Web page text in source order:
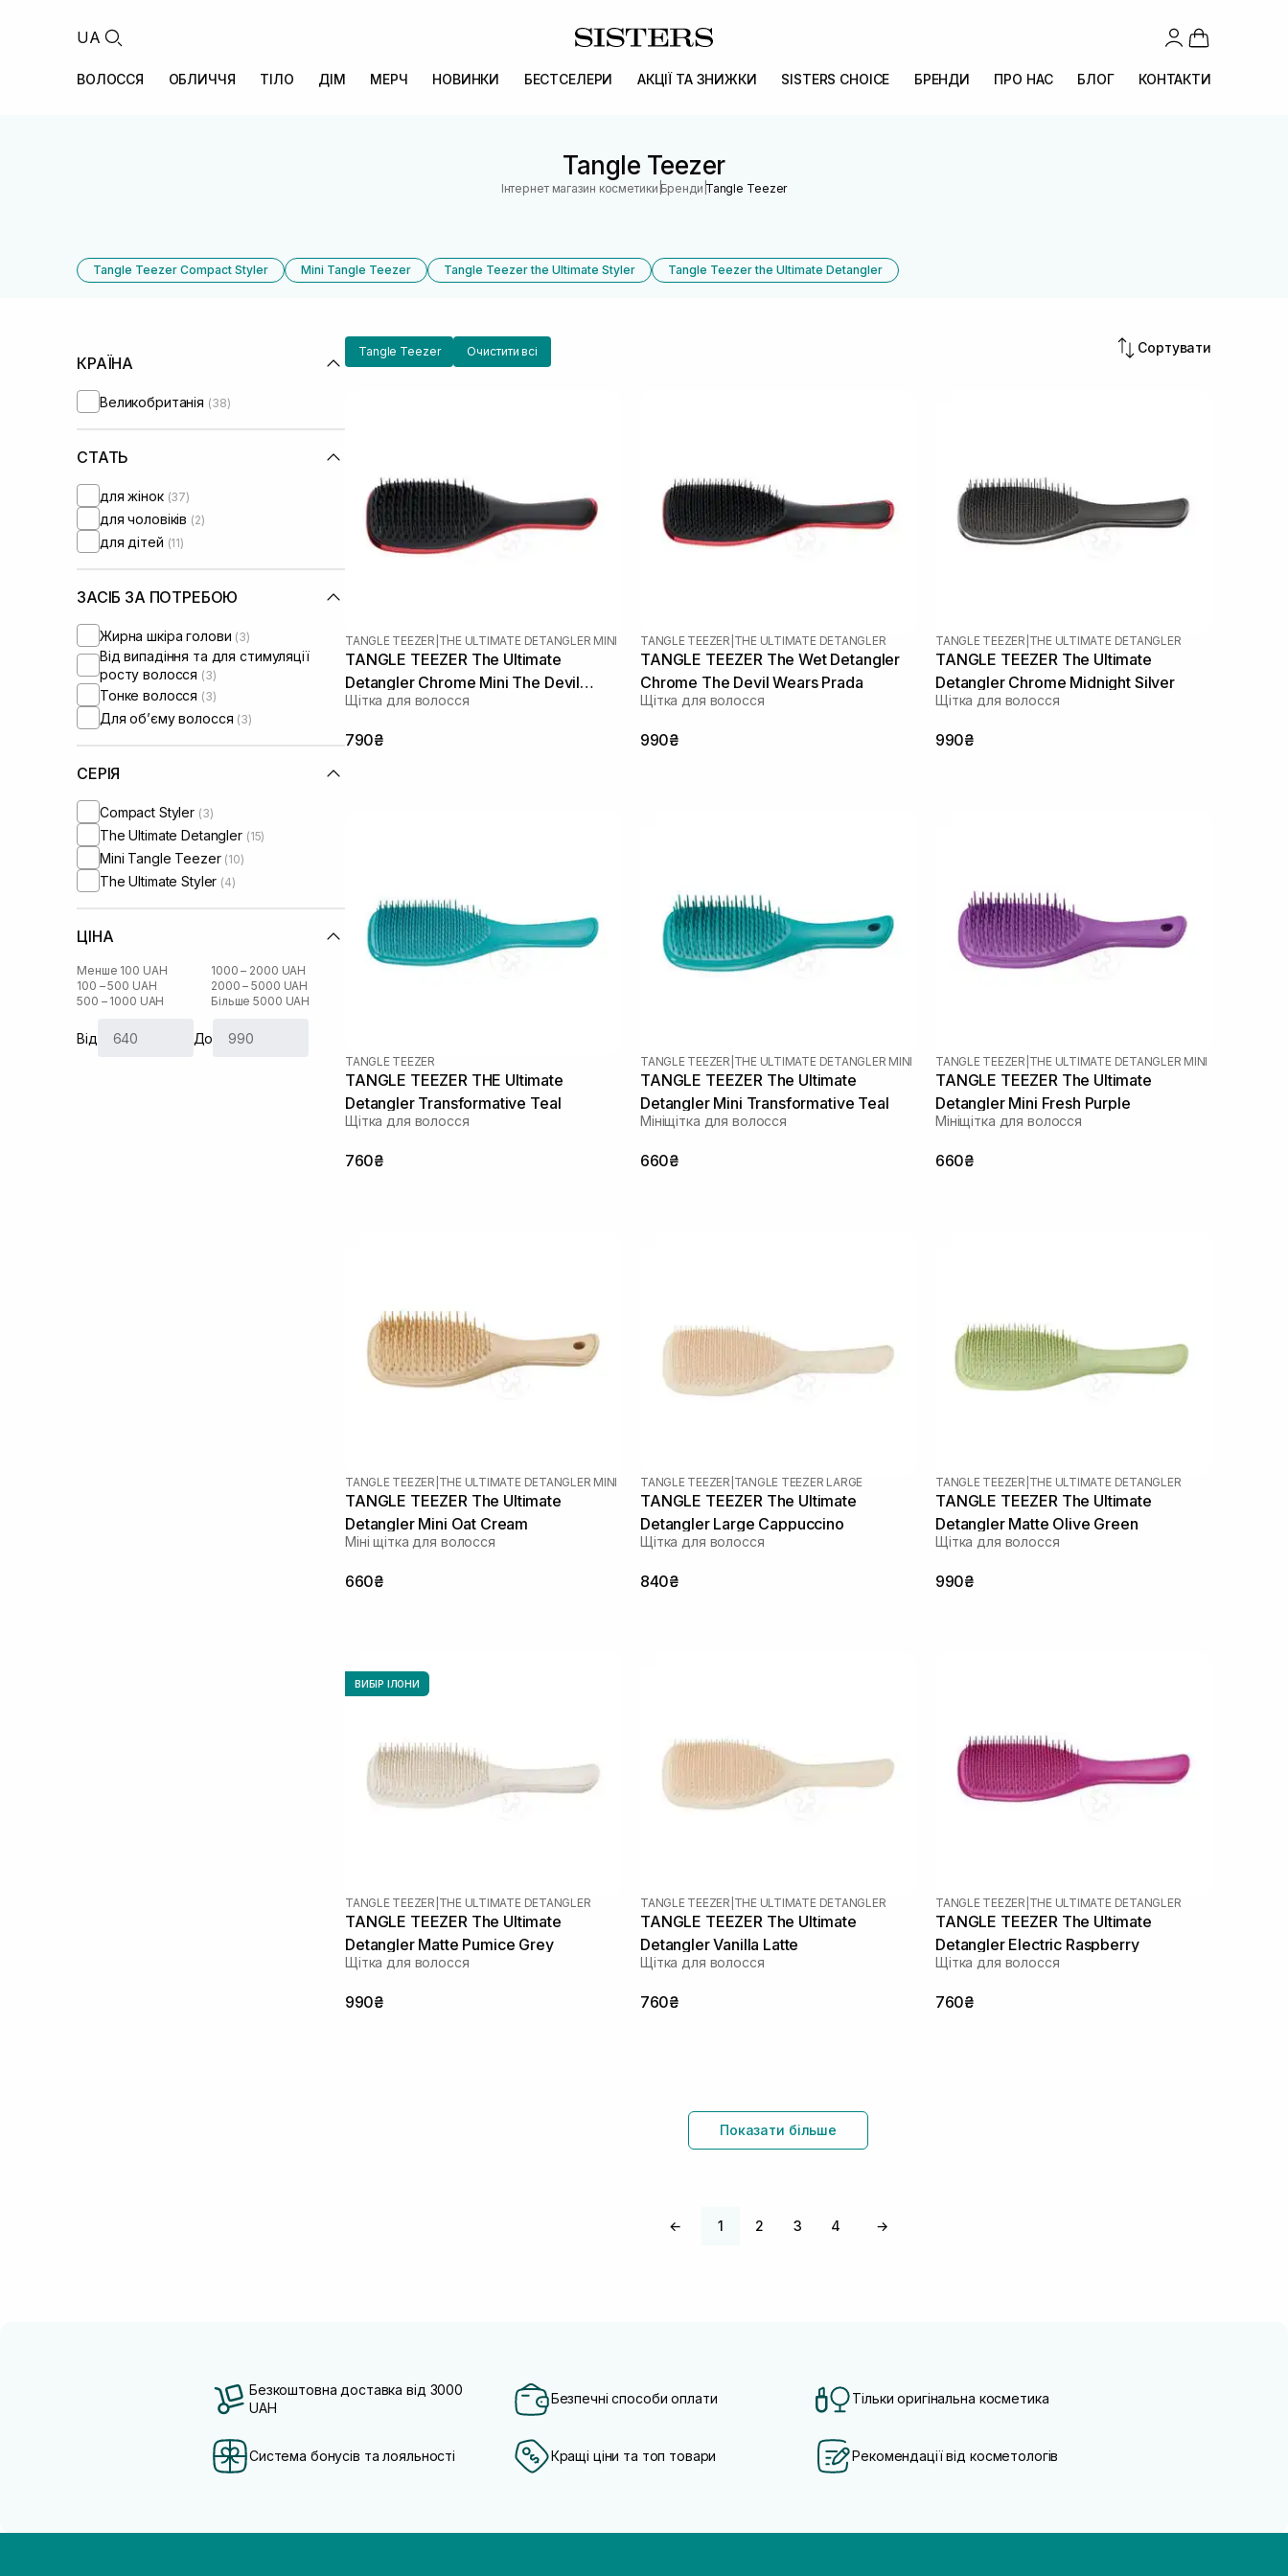
UA
ВОЛОССЯ ОБЛИЧЧЯ ТІЛО ДІМ МЕРЧ НОВИНКИ БЕСТСЕЛЕРИ АКЦІЇ ТА ЗНИЖКИ SISTERS CHOICE БРЕНДИ ПРО НАС БЛОГ КОНТАКТИ
Tangle Teezer
Інтернет магазин косметики |Бренди |Tangle Teezer
Tangle Teezer Compact Styler Mini Tangle Teezer Tangle Teezer the Ultimate Styler Tangle Teezer the Ultimate Detangler
КРАЇНА
Великобританія (38)
СТАТЬ
для жінок (37)
для чоловіків (2)
для дітей (11)
ЗАСІБ ЗА ПОТРЕБОЮ
Жирна шкіра голови (3)
Від випадіння та для стимуляції
росту волосся (3)
Тонке волосся (3)
Для обʼєму волосся (3)
СЕРІЯ
Compact Styler (3)
The Ultimate Detangler (15)
Mini Tangle Teezer (10)
The Ultimate Styler (4)
ЦІНА
Менше 100 UAH
100 – 500 UAH
500 – 1000 UAH
1000 – 2000 UAH
2000 – 5000 UAH
Більше 5000 UAH
Від До
Tangle Teezer Очистити всі Сортувати
TANGLE TEEZER THE ULTIMATE DETANGLER MINI
TANGLE TEEZER The Ultimate
Detangler Chrome Mini The Devil
Wears Prada
Щітка для волосся
790₴
TANGLE TEEZER THE ULTIMATE DETANGLER
TANGLE TEEZER The Wet Detangler
Chrome The Devil Wears Prada
Щітка для волосся
990₴
TANGLE TEEZER THE ULTIMATE DETANGLER
TANGLE TEEZER The Ultimate
Detangler Chrome Midnight Silver
Щітка для волосся
990₴
TANGLE TEEZER
TANGLE TEEZER THE Ultimate
Detangler Transformative Teal
Щітка для волосся
760₴
TANGLE TEEZER THE ULTIMATE DETANGLER MINI
TANGLE TEEZER The Ultimate
Detangler Mini Transformative Teal
Мініщітка для волосся
660₴
TANGLE TEEZER THE ULTIMATE DETANGLER MINI
TANGLE TEEZER The Ultimate
Detangler Mini Fresh Purple
Мініщітка для волосся
660₴
TANGLE TEEZER THE ULTIMATE DETANGLER MINI
TANGLE TEEZER The Ultimate
Detangler Mini Oat Cream
Міні щітка для волосся
660₴
TANGLE TEEZER TANGLE TEEZER LARGE
TANGLE TEEZER The Ultimate
Detangler Large Cappuccino
Щітка для волосся
840₴
TANGLE TEEZER THE ULTIMATE DETANGLER
TANGLE TEEZER The Ultimate
Detangler Matte Olive Green
Щітка для волосся
990₴
ВИБІР ІЛОНИ
TANGLE TEEZER THE ULTIMATE DETANGLER
TANGLE TEEZER The Ultimate
Detangler Matte Pumice Grey
Щітка для волосся
990₴
TANGLE TEEZER THE ULTIMATE DETANGLER
TANGLE TEEZER The Ultimate
Detangler Vanilla Latte
Щітка для волосся
760₴
TANGLE TEEZER THE ULTIMATE DETANGLER
TANGLE TEEZER The Ultimate
Detangler Electric Raspberry
Щітка для волосся
760₴
Показати більше
← 1 2 3 4 →
Безкоштовна доставка від 3000
UAH
Безпечні способи оплати Тільки оригінальна косметика
Система бонусів та лояльності Кращі ціни та топ товари Рекомендації від косметологів